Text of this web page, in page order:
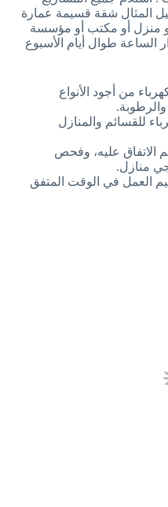
المثال شقة قسيمة عمارة
منزل أو مكتب أو مؤسسة
الساعة طوال أيام الأسبوع
من أجود الأنواع
والرطوبة.
للقسائم والمنازل
الاتفاق عليه، وفحص
منازل.
العمل في الوقت المتفق